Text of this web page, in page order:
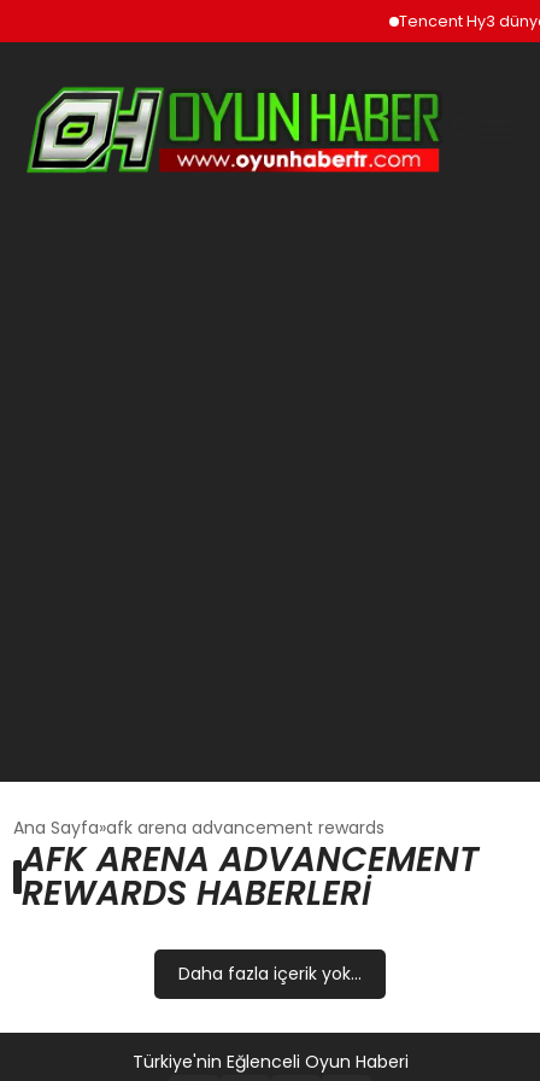
Tencent Hy3
GÜNCEL
OYUN HABERLERI
EĞITIM
Ana Sayfa afk arena advancement rewards
AFK ARENA ADVANCEMENT
REWARDS HABERLERI
Daha fazla içerik yok...
Türkiye'nin Eğlenceli Oyun Haberi